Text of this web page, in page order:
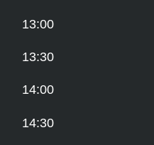
13:00
13:30
14:00
14:30